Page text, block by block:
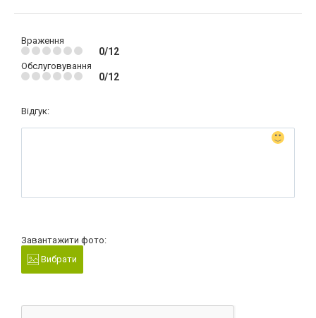
Враження
0/12
Обслуговування
0/12
Відгук:
Завантажити фото:
Вибрати